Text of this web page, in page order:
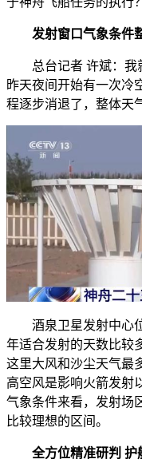
发射窗口气象条件
总台记者 许斌：我就
昨天夜间开始有一次冷
程逐步消退了，整体天
酒泉卫星发射中心位
年适合发射的天数比较
这里大风和沙尘天气最
高空风是影响火箭发射
气象条件来看，发射场
比较理想的区间。
全方位精准研判 护